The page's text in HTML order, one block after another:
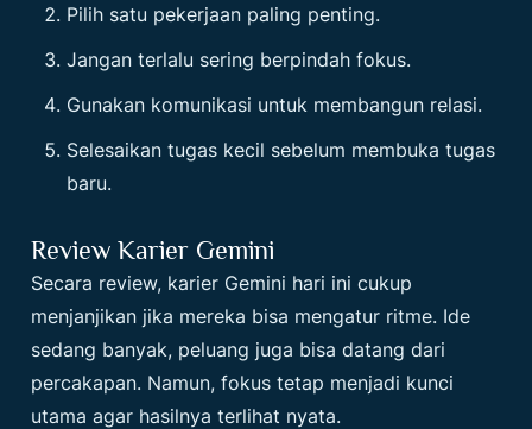
Pilih satu pekerjaan paling penting.
Jangan terlalu sering berpindah fokus.
Gunakan komunikasi untuk membangun relasi.
Selesaikan tugas kecil sebelum membuka tugas
baru.
Review Karier Gemini
Secara review, karier Gemini hari ini cukup
menjanjikan jika mereka bisa mengatur ritme. Ide
sedang banyak, peluang juga bisa datang dari
percakapan. Namun, fokus tetap menjadi kunci
utama agar hasilnya terlihat nyata.